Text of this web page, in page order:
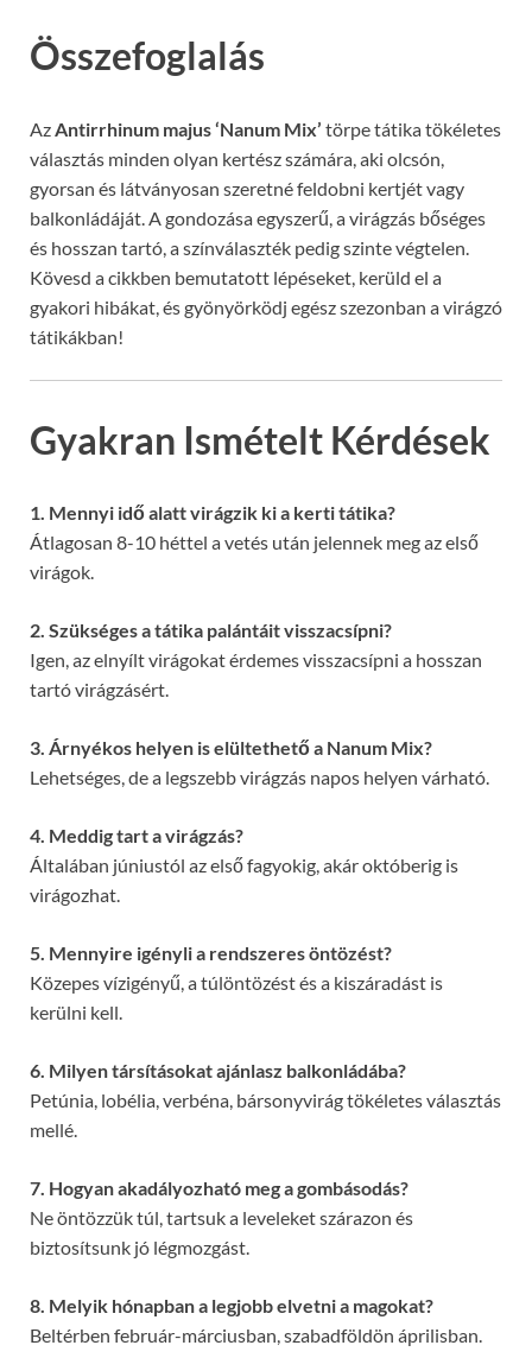
Összefoglalás
AzAntirrhinum majus ‘Nanum Mix’ törpe tátika tökéletes
választás minden olyan kertész számára, aki olcsón,
gyorsan és látványosan szeretné feldobni kertjét vagy
balkonládáját. A gondozása egyszerű, a virágzás bőséges
és hosszan tartó, a színválaszték pedig szinte végtelen.
Kövesd a cikkben bemutatott lépéseket, kerüld el a
gyakori hibákat, és gyönyörködj egész szezonban a virágzó
tátikákban!
Gyakran Ismételt Kérdések
1. Mennyi idő alatt virágzik ki a kerti tátika?
Átlagosan 8-10 héttel a vetés után jelennek meg az első
virágok.
2. Szükséges a tátika palántáit visszacsípni?
Igen, az elnyílt virágokat érdemes visszacsípni a hosszan
tartó virágzásért.
3. Árnyékos helyen is elültethető a Nanum Mix?
Lehetséges, de a legszebb virágzás napos helyen várható.
4. Meddig tart a virágzás?
Általában júniustól az első fagyokig, akár októberig is
virágozhat.
5. Mennyire igényli a rendszeres öntözést?
Közepes vízigényű, a túlöntözést és a kiszáradást is
kerülni kell.
6. Milyen társításokat ajánlasz balkonládába?
Petúnia, lobélia, verbéna, bársonyvirág tökéletes választás
mellé.
7. Hogyan akadályozható meg a gombásodás?
Ne öntözzük túl, tartsuk a leveleket szárazon és
biztosítsunk jó légmozgást.
8. Melyik hónapban a legjobb elvetni a magokat?
Beltérben február-márciusban, szabadföldön áprilisban.